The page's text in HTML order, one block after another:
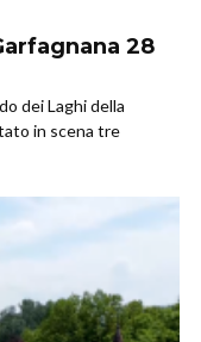
28
dei Laghi della
in scena tre